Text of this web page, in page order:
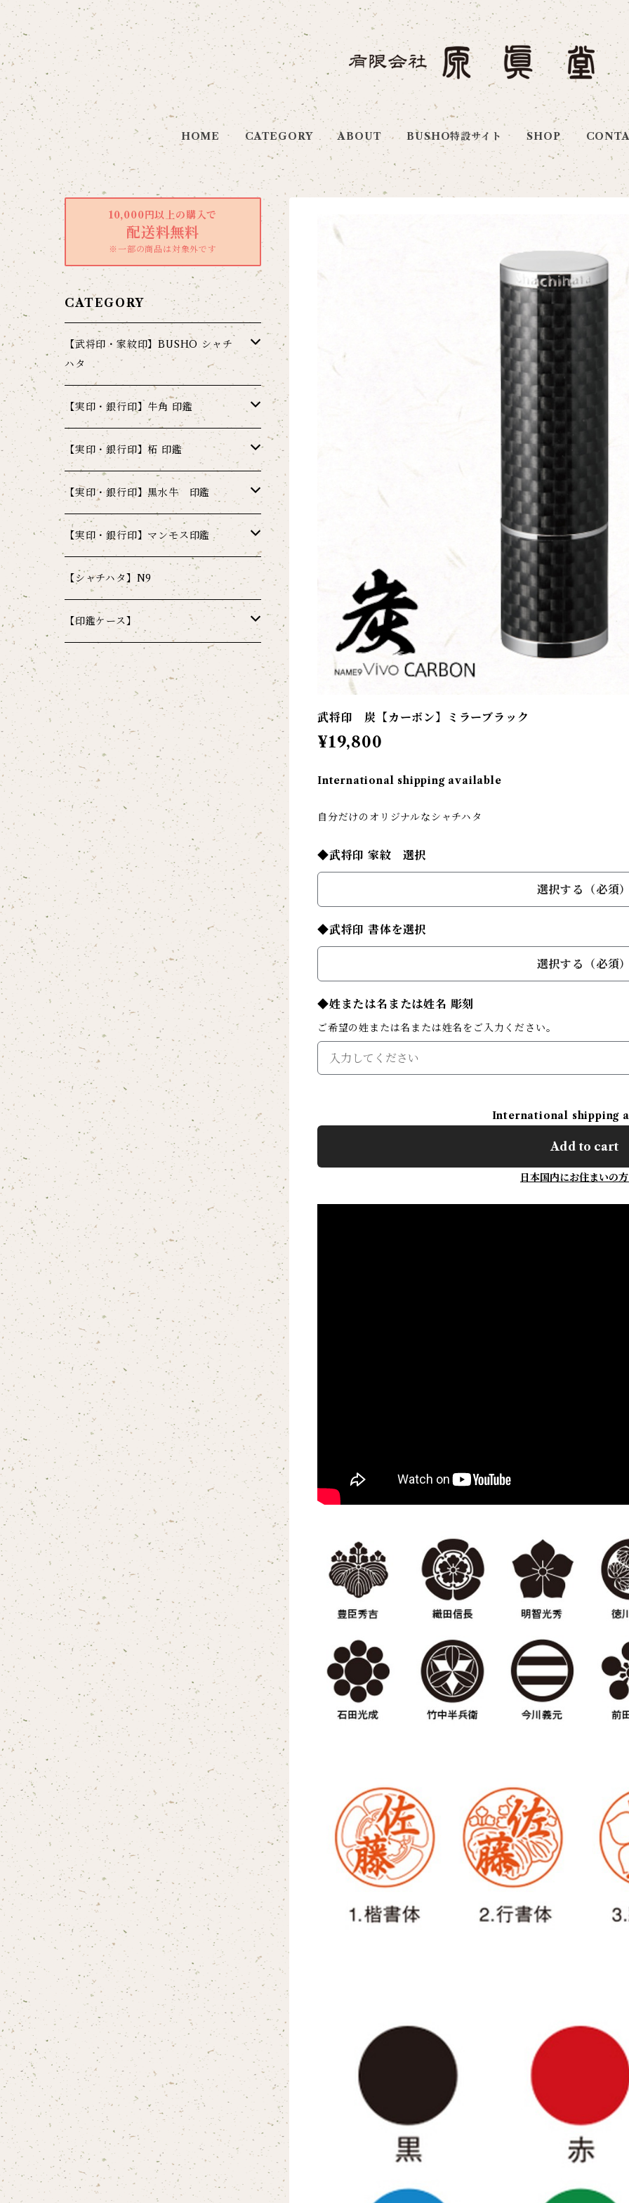
HOME CATEGORY ABOUT BUSHO特設サイト SHOP
武将印 炭【カーボン】ミラーブラック
¥19,800
International shipping available
自分だけのオリジナルなシャチハタ
◆武将印 家紋 選択
選択する（必須
◆武将印 書体を選択
選択する（必須
◆姓または名または姓名 彫刻
ご希望の姓または名または姓名をご入力ください。
International shipping
Add to cart
日本国内にお住まいの
10,000円以上の購入で
配送料無料
※一部の商品は対象外です
CATEGORY
【武将印・家紋印】BUSHO シャチ
ハタ
シャチハタ 武将印 炭【カーボン】
シャチハタ 武将印 炭【カーボン】ミラーブラ
ック
シャチハタ 武将印 炭【カーボン】マットブ
ラック
シャチハタ 武将印 金【ゴールド】
シャチハタ 武将印 金【ゴールド】クリアゴ
ールド
シャチハタ 武将印 金【ゴールド】マットゴ
ールド
シャチハタ 武将印 革【レザー】
シャチハタ 武将印 革【レザー】 ブラック
シャチハタ 武将印 革【レザー】ブラウン
シャチハタ 武将印 革【レザー】ネイビー
シャチハタ 武将印 革【レザー】レッド
シャチハタ 武将印 鉄【メタル】
シャチハタ 武将印 鉄【メタル】ブラック
シャチハタ 武将印 鉄【メタル】ブルー
シャチハタ 武将印 鉄【メタル】ブラウン
シャチハタ 武将印 鉄【メタル】マットシル
バー
シャチハタ 武将印 鉄【メタル】レッド
シャチハタ 武将印 鉄【メタル】ホワイト
【実印・銀行印】牛角 印鑑
牛角 10.5ミリ 姓又は名彫刻
牛角 12ミリ 姓又は名彫刻
牛角 13.5ミリ 姓又は名彫刻
牛角 15ミリ 姓又は名彫刻
牛角 13.5ミリ 姓名彫刻
牛角 15ミリ 姓名彫刻
牛角 16.5ミリ 姓名彫刻
牛角 18ミリ 姓名彫刻
【実印・銀行印】柘 印鑑
柘 10.5ミリ 姓又は名彫刻
柘 12ミリ 姓又は名彫刻
柘 13.5ミリ 姓又は名彫刻
柘 15ミリ 姓又は名彫刻
柘 13.5ミリ 姓名彫刻
柘 15ミリ 姓名彫刻
柘 16.5ミリ 姓名彫刻
柘 18ミリ 姓名彫刻
【実印・銀行印】黒水牛 印鑑
黒水牛 10.5ミリ 姓又は名彫刻
黒水牛 12ミリ 姓又は名彫刻
黒水牛 13.5ミリ 姓又は名彫刻
黒水牛 15ミリ 姓又は名彫刻
黒水牛 13.5ミリ 姓名彫刻
黒水牛 15ミリ 姓名彫刻
黒水牛 16.5ミリ 姓名彫刻
黒水牛 18ミリ 姓名彫刻
【実印・銀行印】マンモス印鑑
マンモス印鑑 10.5ミリ 姓又は名彫刻
マンモス印鑑 12ミリ 姓又は名彫刻
マンモス印鑑 13.5ミリ 姓又は名彫刻
マンモス印鑑 15ミリ 姓又は名彫刻
マンモス印鑑 13.5ミリ 姓名彫刻
マンモス印鑑 15ミリ 姓名彫刻
マンモス印鑑 16.5ミリ 姓名彫刻
マンモス印鑑 18ミリ 姓名彫刻
【シャチハタ】N9
【印鑑ケース】
クッキーケース
10.5ミリ・12ミリ兼用
13.5ミリ・15ミリ兼用
16.5ミリ・18ミリ兼用
花小町ケース
10.5ミリ・12ミリ兼用
13.5ミリ・15ミリ兼用
天神梅ケース
10.5ミリ・12ミリ兼用
13.5ミリ・15ミリ兼用
もみ皮ケース
10.5ミリ・12ミリ兼用
グロスモミケース
10.5ミリ・12ミリ兼用
13.5ミリ・15ミリ兼用
16.5ミリ・18ミリ兼用
銀花ケース
10.5ミリ・12ミリ兼用
13.5ミリ・15ミリ兼用